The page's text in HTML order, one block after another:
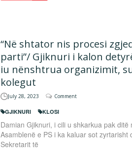
“Në shtator nis procesi
parti”/ Gjiknuri i kalon
iu nënshtrua organizimit,
kolegut
July 28, 2023 Comment
GJIKNURI KLOSI
Damian Gjiknuri, i cili u shkarkua pak ditë
Asamblenë e PS i ka kaluar sot zyrtarisht
Sekretarit të